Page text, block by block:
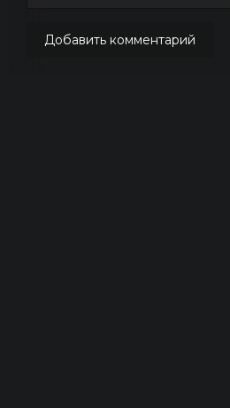
Добавить комментарий